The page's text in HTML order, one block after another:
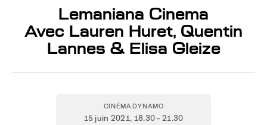
Lemaniana Cinema
Avec Lauren Huret, Quentin
Lannes & Elisa Gleize
CINÉMA DYNAMO
15 juin 2021, 18.30 – 21.30